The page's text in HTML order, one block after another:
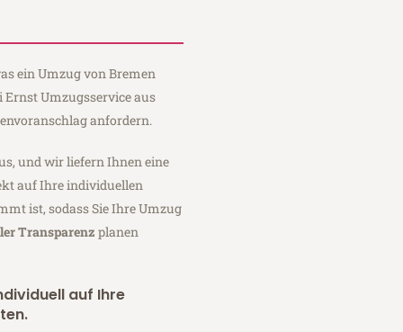
ein Umzug von Bremen
Ernst Umzugsservice aus
anfordern.
und wir liefern Ihnen eine
auf Ihre individuellen
ist, sodass Sie Ihre Umzug
Transparenz planen
auf Ihre